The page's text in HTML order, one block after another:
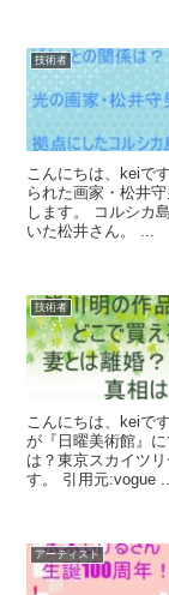
技術者
こんにちは、keiで
られた画家・松井
します。 コルシカ
いた松井さん。 ...
技術者
こんにちは、keiで
が『日曜美術館』
は？東京スカイツ
す。 引用元:vogue ...
アーティスト